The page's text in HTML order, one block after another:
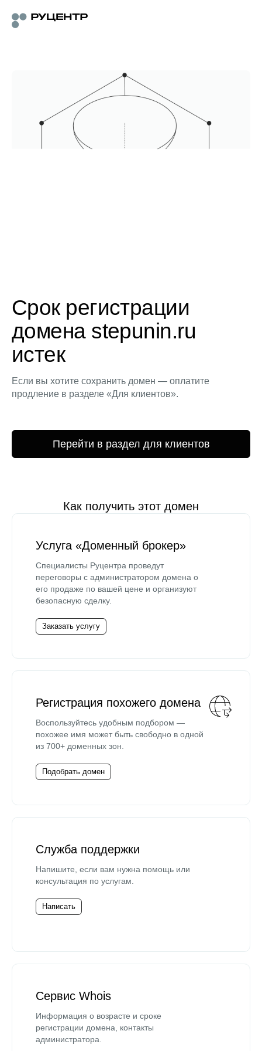
Срок регистрации
домена stepunin.ru
истек
Если вы хотите сохранить домен — оплатите
продление в разделе «Для клиентов».
Перейти в раздел для клиентов
Как получить этот домен
Услуга «Доменный брокер»
Специалисты Руцентра проведут
переговоры с администратором домена о
его продаже по вашей цене и организуют
безопасную сделку.
Заказать услугу
Регистрация похожего домена
Воспользуйтесь удобным подбором —
похожее имя может быть свободно в одной
из 700+ доменных зон.
Подобрать домен
Служба поддержки
Напишите, если вам нужна помощь или
консультация по услугам.
Написать
Сервис Whois
Информация о возрасте и сроке
регистрации домена, контакты
администратора.